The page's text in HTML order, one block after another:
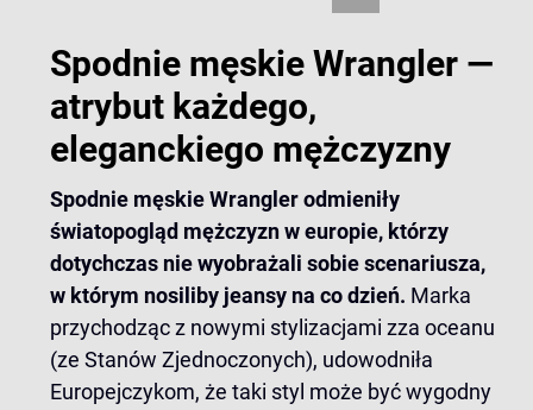
Spodnie męskie Wrangler —
atrybut każdego,
eleganckiego mężczyzny
Spodnie męskie Wrangler odmieniły
światopogląd mężczyzn w europie, którzy
dotychczas nie wyobrażali sobie scenariusza,
w którym nosiliby jeansy na co dzień. Marka
przychodząc z nowymi stylizacjami zza oceanu
(ze Stanów Zjednoczonych), udowodniła
Europejczykom, że taki styl może być wygodny